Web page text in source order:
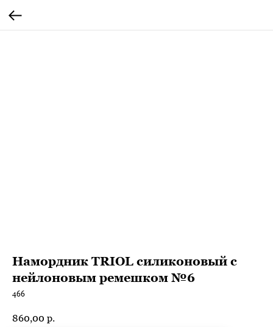
Намордник TRIOL силиконовый с
нейлоновым ремешком №6
466
860,00 р.